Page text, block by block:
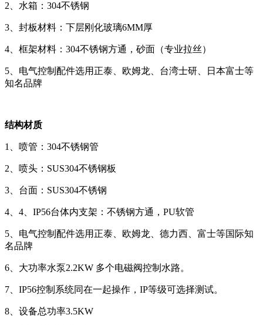
2、水箱：304不锈钢
3、封板材料：下层刚化玻璃6MM厚
4、框架材料：304不锈钢方通，砂面（专业拉丝）
5、电气控制配件选用正泰、欧姆龙、台湾士研、日本富士等
知名品牌
结构材质
1、喷管：304不锈钢管
2、喷头：SUS304不锈钢板
3、台面：SUS304不锈钢
4、4、IP56台体内支架：不锈钢方通，PU软管
5、电气控制配件选用正泰、欧姆龙、德力西、富士等国际知
名品牌
6、大功率水泵2.2KW 多个电磁阀控制水路。
7、IP56控制系统同在一起操作，IP等级可选择测试。
8、设备总功率3.5KW